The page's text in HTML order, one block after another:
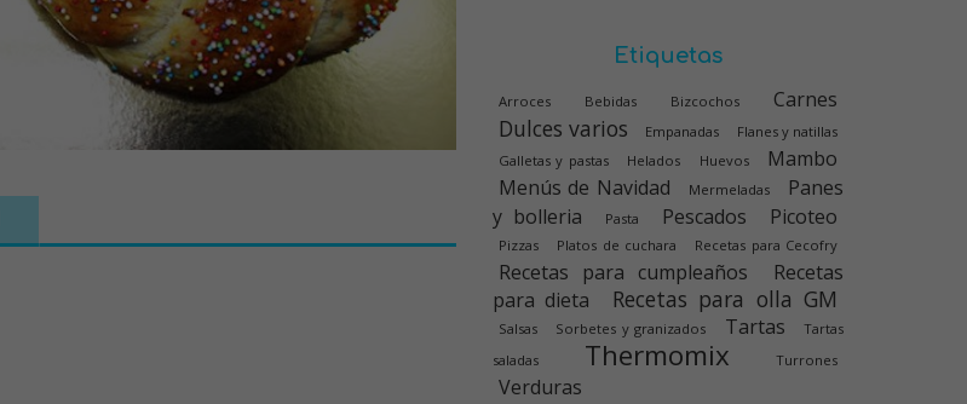
Etiquetas
Arroces Bebidas Bizcochos Carnes
Dulces varios Empanadas
Flanes y natillas
Galletas y pastas
Helados Huevos
Mambo
Menús de Navidad
Mermeladas
Panes
y bolleria
Pasta Pescados Picoteo
Pizzas Platos de cuchara Recetas para Cecofry
Recetas para cumpleaños
Recetas
para dieta
Recetas para olla GM
Salsas Sorbetes y granizados Tartas
Tartas
saladas
Thermomix Turrones
Verduras